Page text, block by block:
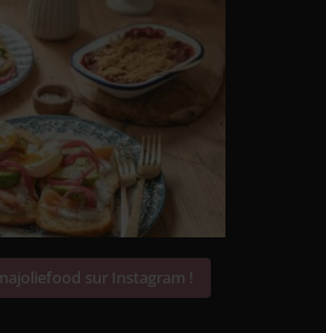
sur Instagram !